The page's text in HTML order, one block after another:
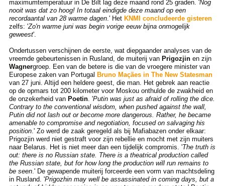
maximumtemperatuur in De Bilt lag deze maand rond 25 graden. 'Nog
nooit was dat zo hoog! In totaal eindigde deze maand op een
recordaantal van 28 warme dagen.' Het KNMI concludeerde gisteren
zelfs: 'Zo'n warme juni was begin vorige eeuw bijna onmogelijk
geweest'.
Ondertussen verschijnen de eerste, wat diepgaander analyses van de
vreemde gebeurtenissen in Rusland, de muiterij van Prigozjinen zijn
Wagnergroep. Een van de betere is die van de vroegere minister van
Europese zaken van Portugal Bruno Maçães in The New Statesman
van 27 juni. Altijd een heldere geest, die man. Het gebrek aan reactie
op de opmars tot 200 kilometer voor Moskou onthulde de zwakheid en
de onzekerheid van Poetin. 'Putin was just as afraid of rolling the dice.
Contrary to the conventional wisdom, when pushed against the wall,
Putin did not lash out or become more dangerous. Rather, he became
amenable to compromise and negotiation, focused on salvaging his
position.' Zo werd de zaak geregeld als bij Mafiabazen onder elkaar:
Prigozjin werd niet gestraft voor zijn rebellie en mocht met zijn muiters
naar Belarus. Het is niet meer dan een tijdelijk compromis. 'The truth is
out: there is no Russian state. There is a theatrical production called
the Russian state, but for how long the production will run remains to
be seen.' De gewapende muiterij forceerde een vorm van machtsdeling
in Rusland. 'Prigozhin may well be assassinated in coming days, but a